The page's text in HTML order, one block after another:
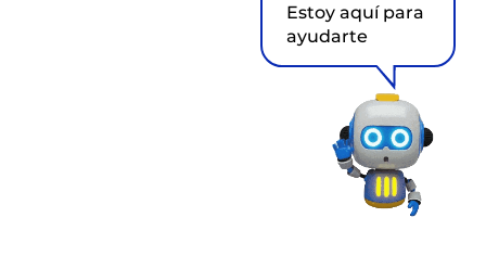
Estoy aquí para
ayudarte